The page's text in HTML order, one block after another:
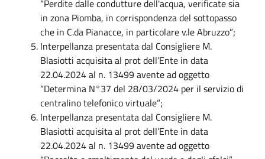
“Perdite dalle condutture dell'acqua, verificate sia
in zona Piomba, in corrispondenza del sottopasso
che in C.da Pianacce, in particolare v.le Abruzzo”;
Interpellanza presentata dal Consigliere M.
Blasiotti acquisita al prot dell’Ente in data
22.04.2024 al n. 13499 avente ad oggetto
“Determina N°37 del 28/03/2024 per il servizio di
centralino telefonico virtuale”;
Interpellanza presentata dal Consigliere M.
Blasiotti acquisita al prot dell’Ente in data
22.04.2024 al n. 13499 avente ad oggetto